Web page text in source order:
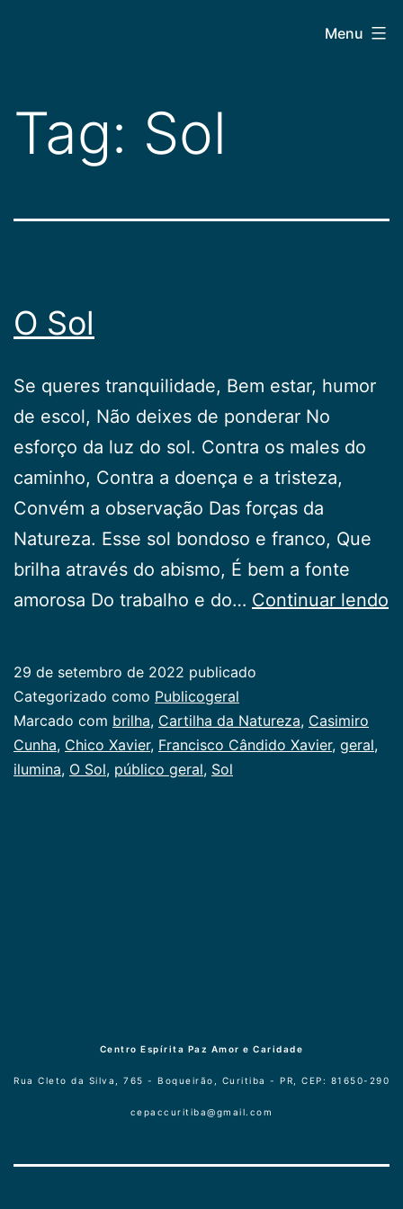
conteúdo
Menu
Tag: Sol
O Sol
Se queres tranquilidade, Bem estar, humor
de escol, Não deixes de ponderar No
esforço da luz do sol. Contra os males do
caminho, Contra a doença e a tristeza,
Convém a observação Das forças da
Natureza. Esse sol bondoso e franco, Que
brilha através do abismo, É bem a fonte
amorosa Do trabalho e do… Continuar lendo
29 de setembro de 2022 publicado
Categorizado como Publicogeral
Marcado com brilha, Cartilha da Natureza, Casimiro
Cunha, Chico Xavier, Francisco Cândido Xavier, geral,
ilumina, O Sol, público geral, Sol
Centro Espírita Paz Amor e Caridade
Rua Cleto da Silva, 765 - Boqueirão, Curitiba - PR, CEP: 81650-290
cepaccuritiba@gmail.com